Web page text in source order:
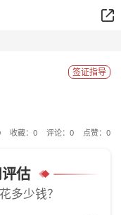
签证指导
收藏： 0 评论： 0 点赞： 0
估
多少钱？